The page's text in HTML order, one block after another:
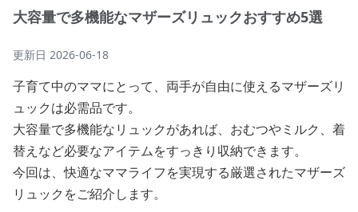
大容量で多機能なマザーズリュックおすすめ5選
更新日 2026-06-18
子育て中のママにとって、両手が自由に使えるマザーズリ
ュックは必需品です。
大容量で多機能なリュックがあれば、おむつやミルク、着
替えなど必要なアイテムをすっきり収納できます。
今回は、快適なママライフを実現する厳選されたマザーズ
リュックをご紹介します。